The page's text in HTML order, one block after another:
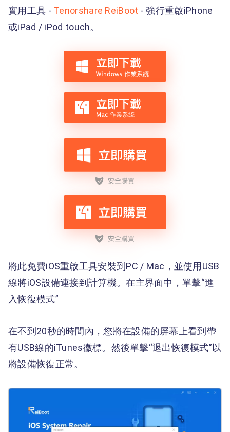
實用工具 - Tenorshare ReiBoot - 強行重啟iPhone
或iPad / iPod touch。
將此免費iOS重啟工具安裝到PC / Mac，並使用USB
線將iOS設備連接到計算機。在主界面中，單擊“進
入恢復模式”
在不到20秒的時間內，您將在設備的屏幕上看到帶
有USB線的iTunes徽標。然後單擊“退出恢復模式”以
將設備恢復正常。